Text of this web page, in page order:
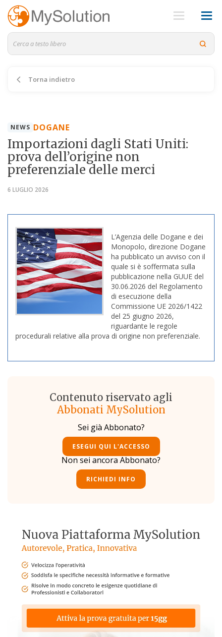
Torna indietro
NEWS DOGANE
Importazioni dagli Stati Uniti:
prova dell’origine non
preferenziale delle merci
6 LUGLIO 2026
L’Agenzia delle Dogane e dei
Monopolo, direzione Dogane
ha pubblicato un avviso con il
quale si è soffermata sulla
pubblicazione nella GUUE del
30.06.2026 del Regolamento
di esecuzione della
Commissione UE 2026/1422
del 25 giugno 2026,
riguardante le regole
procedurali relative alla prova di origine non preferenziale.
Contenuto riservato agli
Abbonati MySolution
Sei già Abbonato?
ESEGUI QUI L'ACCESSO
Non sei ancora Abbonato?
RICHIEDI INFO